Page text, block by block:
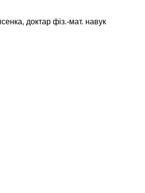
доктар фіз.-мат. навук